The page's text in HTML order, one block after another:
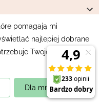

pomagają mi
najlepiej dobrane
Twojej zgody.
Dla mnie super!